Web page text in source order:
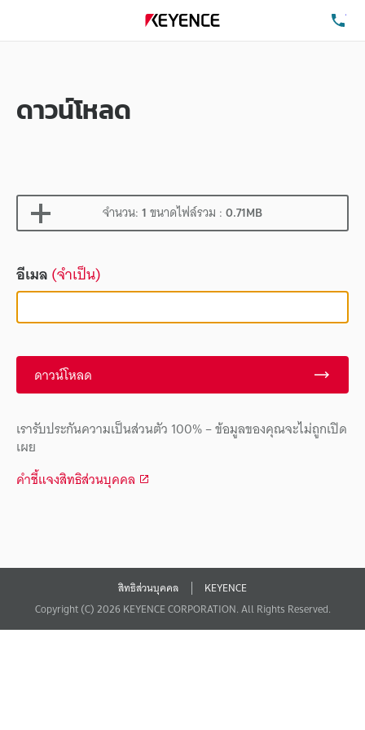
ดาวน์โหลด
จำนวน:1ขนาดไฟล์รวม :0.71MB
อีเมล(จำเป็น)
ดาวน์โหลด
เรารับประกันความเป็นส่วนตัว 100% – ข้อมูลของคุณจะไม่ถูกเปิด
เผย
คำชี้แจงสิทธิส่วนบุคคล
สิทธิส่วนบุคคล
KEYENCE
Copyright (C) 2026 KEYENCE CORPORATION. All Rights Reserved.